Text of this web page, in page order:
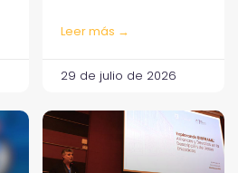
Leer más →
29 de julio de 2026